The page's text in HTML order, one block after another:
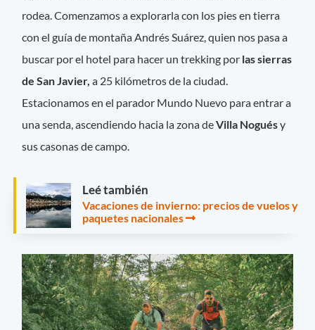
rodea. Comenzamos a explorarla con los pies en tierra
con el guía de montaña Andrés Suárez, quien nos pasa a
buscar por el hotel para hacer un trekking por las sierras
de San Javier, a 25 kilómetros de la ciudad.
Estacionamos en el parador Mundo Nuevo para entrar a
una senda, ascendiendo hacia la zona deVilla Noguésy
sus casonas de campo.
Leé también
Vacaciones de invierno: precios de vuelos y
paquetes nacionales